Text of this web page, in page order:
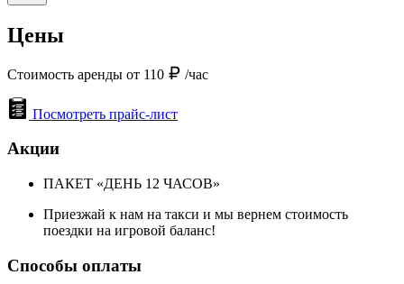
Цены
Стоимость аренды от 110 /час
Посмотреть прайс-лист
Акции
ПАКЕТ «ДЕНЬ 12 ЧАСОВ»
Приезжай к нам на такси и мы вернем стоимость
поездки на игровой баланс!
Способы оплаты